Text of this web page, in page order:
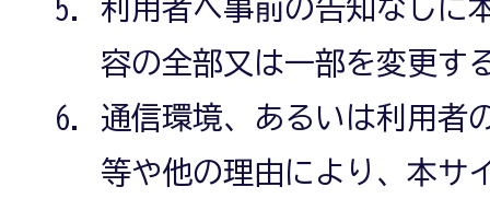
利用者へ事前の告知なしに
容の全部又は一部を変更す
通信環境、あるいは利用者
等や他の理由により、本サ